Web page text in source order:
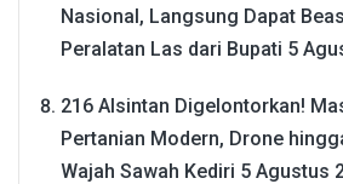
Nasional, Langsung Dapat
Peralatan Las dari Bupati 5
216 Alsintan Digelontorkan!
Pertanian Modern, Drone
Wajah Sawah Kediri 5 Agustus